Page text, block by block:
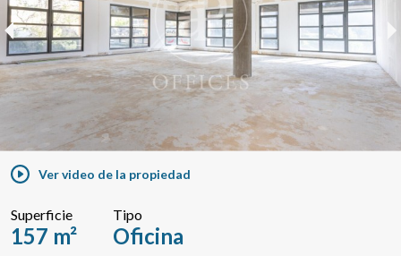
Buscar por texto o referencia
Búsqueda avanzada
Ver video de la propiedad
Superficie
157 m²
Tipo
Oficina